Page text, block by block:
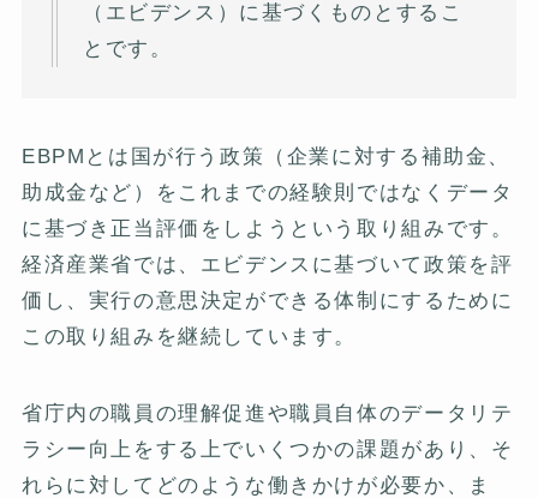
（エビデンス）に基づくものとするこ
とです。
EBPMとは国が行う政策（企業に対する補助金、
助成金など）をこれまでの経験則ではなくデータ
に基づき正当評価をしようという取り組みです。
経済産業省では、エビデンスに基づいて政策を評
価し、実行の意思決定ができる体制にするために
この取り組みを継続しています。
省庁内の職員の理解促進や職員自体のデータリテ
ラシー向上をする上でいくつかの課題があり、そ
れらに対してどのような働きかけが必要か、ま